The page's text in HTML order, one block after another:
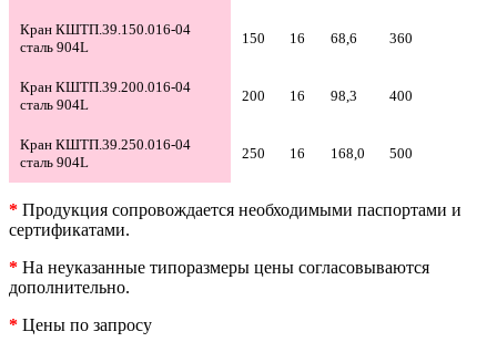
Кран КШТП.39.150.016-04
сталь 904L
150 16 68,6 360
Кран КШТП.39.200.016-04
сталь 904L
200 16 98,3 400
Кран КШТП.39.250.016-04
сталь 904L
250 16 168,0 500
* Продукция сопровождается необходимыми паспортами и
сертификатами.
* На неуказанные типоразмеры цены согласовываются
дополнительно.
* Цены по запросу